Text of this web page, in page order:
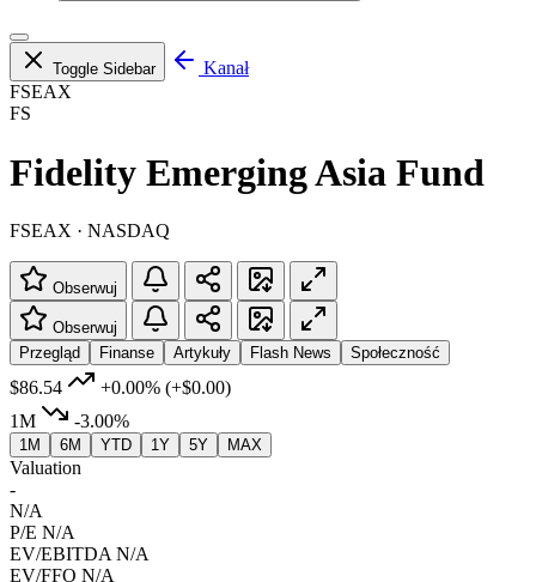
Toggle Sidebar
Kanał
FSEAX
FS
Fidelity Emerging Asia Fund
FSEAX · NASDAQ
Obserwuj
Obserwuj
Przegląd
Finanse Artykuły Flash News Społeczność
$86.54 +0.00% (+$0.00)
1M
-3.00%
1M 6M YTD 1Y 5Y MAX
Valuation
-
N/A
P/E N/A
EV/EBITDA N/A
EV/FFO N/A